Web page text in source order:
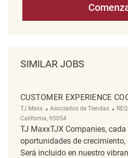
SIMILAR JOBS
CUSTOMER EXPERIENCE
TJ Maxx Categoría
Asociados de Tiendas
California, 95054
TJ MaxxTJX Companies,
oportunidades de
Será incluido en nuestro